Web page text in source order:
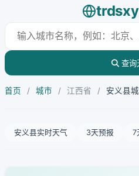
trdsxy
查询
首页 / 城市 / 江西省 / 安义县
安义县实时天气 3天预报 7